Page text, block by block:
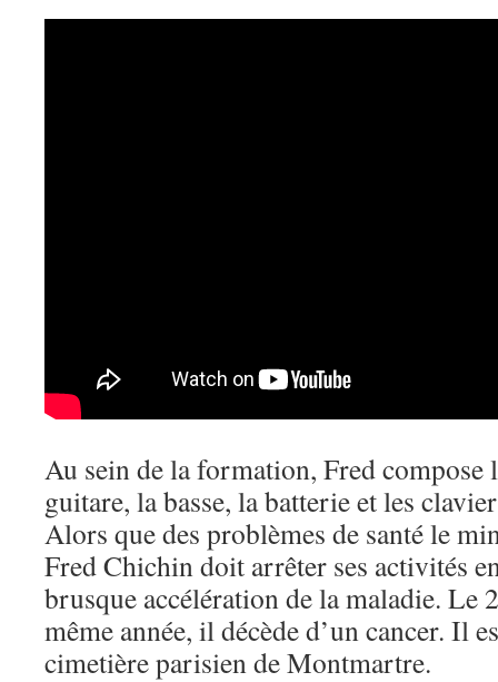
Au sein de la formation, Fred compose
guitare, la basse, la batterie et les
Alors que des problèmes de santé le
Fred Chichin doit arrêter ses activités
brusque accélération de la maladie. Le
même année, il décède d’un cancer. Il
cimetière parisien de Montmartre.